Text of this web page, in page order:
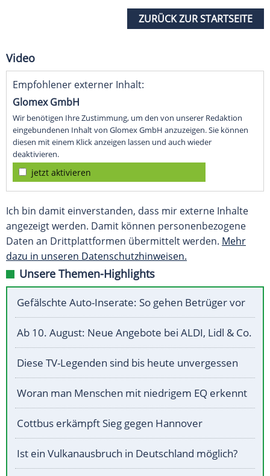
ZURÜCK ZUR STARTSEITE
Video
Empfohlener externer Inhalt:
Glomex GmbH
Wir benötigen Ihre Zustimmung, um den von unserer Redaktion
eingebundenen Inhalt von Glomex GmbH anzuzeigen. Sie können
diesen mit einem Klick anzeigen lassen und auch wieder
deaktivieren.
jetzt aktivieren
Ich bin damit einverstanden, dass mir externe Inhalte
angezeigt werden. Damit können personenbezogene
Daten an Drittplattformen übermittelt werden. Mehr
dazu in unseren Datenschutzhinweisen.
Unsere Themen-Highlights
Gefälschte Auto-Inserate: So gehen Betrüger vor
Ab 10. August: Neue Angebote bei ALDI, Lidl & Co.
Diese TV-Legenden sind bis heute unvergessen
Woran man Menschen mit niedrigem EQ erkennt
Cottbus erkämpft Sieg gegen Hannover
Ist ein Vulkanausbruch in Deutschland möglich?